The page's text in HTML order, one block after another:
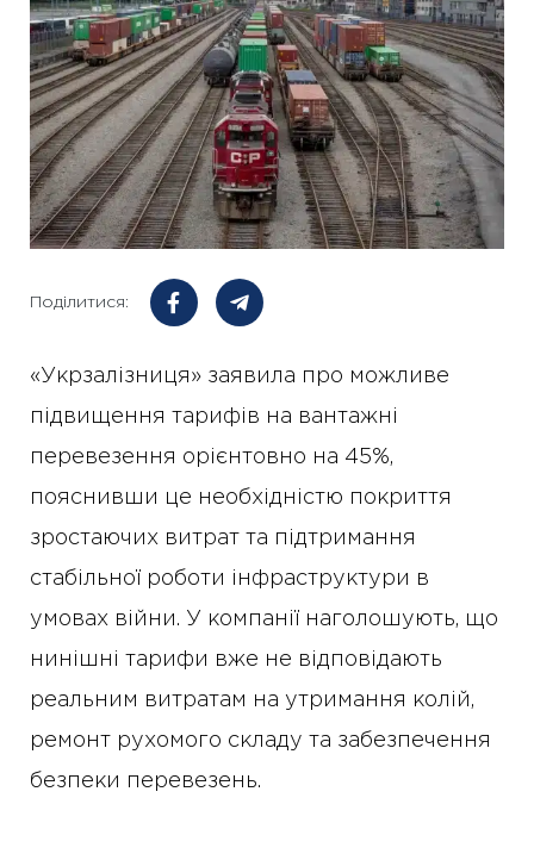
Поділитися:
«Укрзалізниця» заявила про можливе
підвищення тарифів на вантажні
перевезення орієнтовно на 45%,
пояснивши це необхідністю покриття
зростаючих витрат та підтримання
стабільної роботи інфраструктури в
умовах війни. У компанії наголошують, що
нинішні тарифи вже не відповідають
реальним витратам на утримання колій,
ремонт рухомого складу та забезпечення
безпеки перевезень.